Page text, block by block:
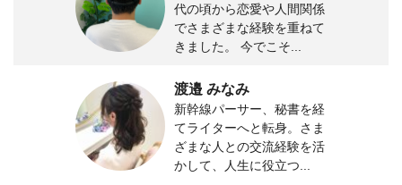
代の頃から恋愛や人間関係
でさまざまな経験を重ねて
きました。 今でこそ...
渡邉 みなみ
新幹線パーサー、秘書を経
てライターへと転身。さま
ざまな人との交流経験を活
かして、人生に役立つ...